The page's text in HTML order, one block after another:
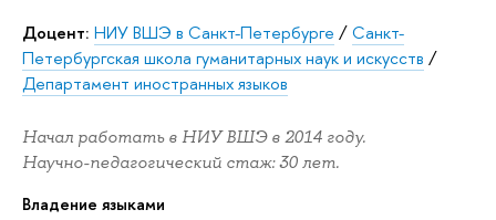
Доцент: НИУ ВШЭ в Санкт-Петербурге /Санкт-
Петербургская школа гуманитарных наук и искусств /
Департамент иностранных языков
Начал работать в НИУ ВШЭ в 2014 году.
Научно-педагогический стаж: 30 лет.
Владение языками